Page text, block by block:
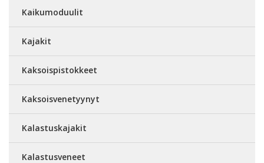
Kaikumoduulit
Kajakit
Kaksoispistokkeet
Kaksoisvenetyynyt
Kalastuskajakit
Kalastusveneet